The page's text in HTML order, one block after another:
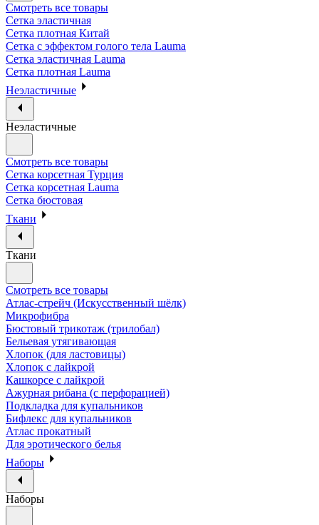
Смотреть все товары
Сетка эластичная
Сетка плотная Китай
Сетка с эффектом голого тела Lauma
Сетка эластичная Lauma
Сетка плотная Lauma
Неэластичные
Неэластичные
Смотреть все товары
Сетка корсетная Турция
Сетка корсетная Lauma
Сетка бюстовая
Ткани
Ткани
Смотреть все товары
Атлас-стрейч (Искусственный шёлк)
Микрофибра
Бюстовый трикотаж (трилобал)
Бельевая утягивающая
Хлопок (для ластовицы)
Хлопок с лайкрой
Кашкорсе с лайкрой
Ажурная рибана (с перфорацией)
Подкладка для купальников
Бифлекс для купальников
Атлас прокатный
Для эротического белья
Наборы
Наборы